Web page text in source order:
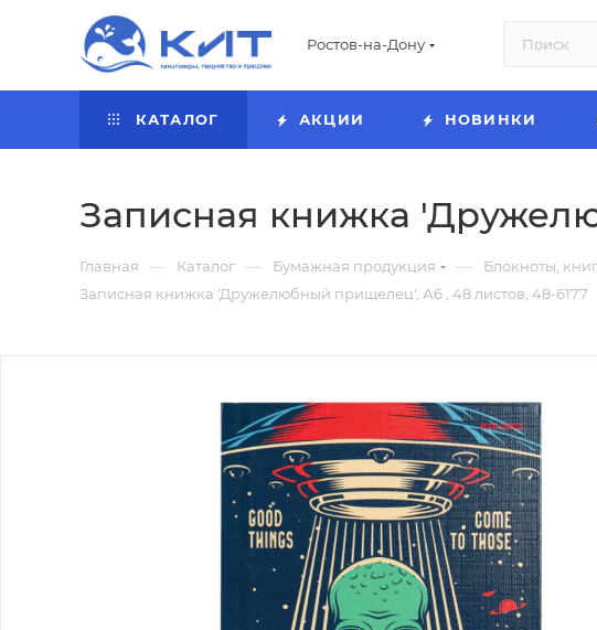
Ростов-на-Дону
КАТАЛОГ АКЦИИ НОВИНКИ
Записная книжка
Главная — Каталог — Бумажная продукция — Блокноты,
Записная книжка 'Дружелюбный прищелец', А6 , 48 листов, 48-6177